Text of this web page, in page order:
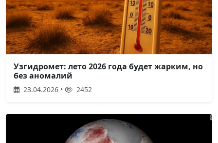
Узгидромет: лето 2026 года будет жарким, но
без аномалий
23.04.2026 • 2452